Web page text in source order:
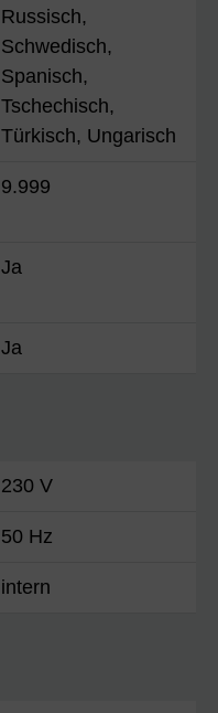
Russisch,
Schwedisch,
Spanisch,
Tschechisch,
Türkisch, Ungarisch
9.999
Ja
Ja
230 V
50 Hz
intern